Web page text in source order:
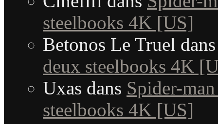
steelbooks 4K [US]
Betonos Le Truel
deux steelbooks 4K
Uxas dans Spider-
steelbooks 4K [US]